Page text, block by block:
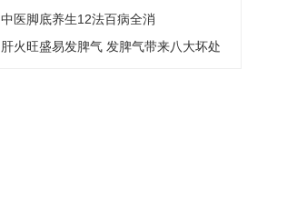
中医脚底养生12法百病全消
肝火旺盛易发脾气 发脾气带来八大坏处